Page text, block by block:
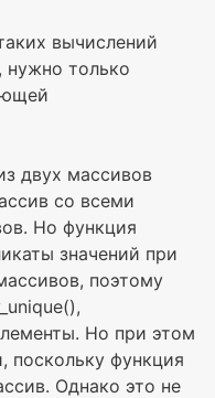
вычислений
нужно только
двух массивов
со всеми
Но функция
значений при
поэтому
Но при этом
поскольку функция
Однако это не